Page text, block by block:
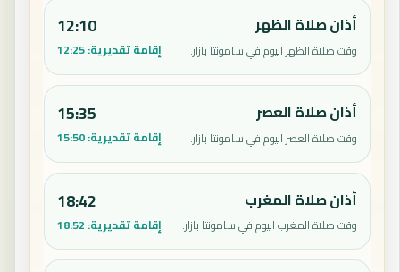
أذان صلاة الظهر
وقت صلاة الظهر اليوم في سامونتا بازار.
12:10
إقامة تقديرية:12:25
أذان صلاة العصر
وقت صلاة العصر اليوم في سامونتا بازار.
15:35
إقامة تقديرية:15:50
أذان صلاة المغرب
وقت صلاة المغرب اليوم في سامونتا بازار.
18:42
إقامة تقديرية: 18:52